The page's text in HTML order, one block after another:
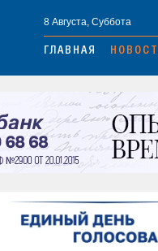
8 Августа, Суббота
ГЛАВНАЯ